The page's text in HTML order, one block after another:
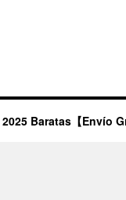
Baratas【Envío